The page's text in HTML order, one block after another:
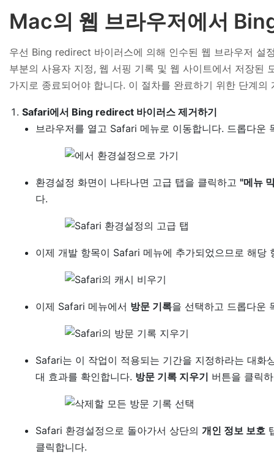
Mac의 웹 브라우저에서
우선 Bing redirect 바이러스에 의해 인수된 웹 브라우저 설
부분의 사용자 지정, 웹 서핑 기록 및 웹 사이트에서 저장된
가지로 종료되어야 합니다. 이 절차를 완료하기 위한 단계의
Safari에서 Bing redirect 바이러스 제거하기
브라우저를 열고 Safari 메뉴로 이동합니다. 드롭다운
환경설정 화면이 나타나면 고급 탭을 클릭하고 "메뉴
다.
이제 개발 항목이 Safari 메뉴에 추가되었으므로 해당
이제 Safari 메뉴에서 방문 기록을 선택하고 드롭다운
Safari는 이 작업이 적용되는 기간을 지정하라는 대화
대 효과를 확인합니다. 방문 기록 지우기 버튼을 클릭
Safari 환경설정으로 돌아가서 상단의 개인 정보 보호
클릭합니다.